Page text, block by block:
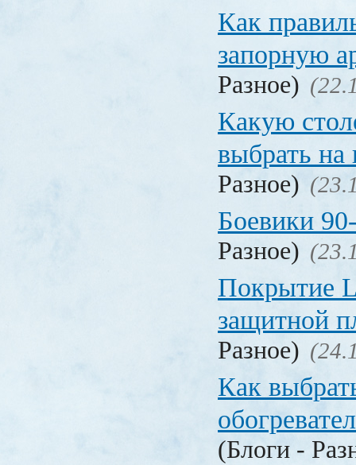
Как
запорную
Разное)
Какую
выбрать
Разное)
Боевики
Разное)
Покрытие
защитной
Разное)
Как
(Блоги -